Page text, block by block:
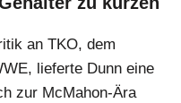
an TKO, dem
lieferte Dunn eine
zur McMahon-Ära